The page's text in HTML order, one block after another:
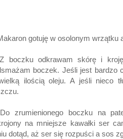
gotuję w osolonym wrzątku
boczku odkrawam skórę i
boczek. Jeśli jest bardzo
ilością oleju. A jeśli nieco
zrumienionego boczku na
na mniejsze kawałki ser
dotąd, aż ser się rozpuści a sos